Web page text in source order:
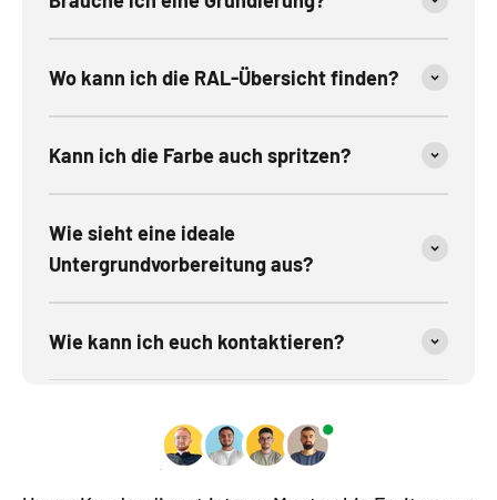
Wo kann ich die RAL-Übersicht finden?
Kann ich die Farbe auch spritzen?
Wie sieht eine ideale
Untergrundvorbereitung aus?
Wie kann ich euch kontaktieren?